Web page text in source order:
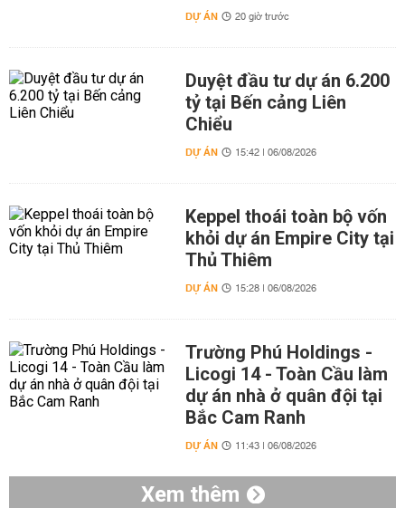
DỰ ÁN 20 giờ trước
Duyệt đầu tư dự án 6.200
tỷ tại Bến cảng Liên
Chiểu
DỰ ÁN 15:42 | 06/08/2026
Keppel thoái toàn bộ vốn
khỏi dự án Empire City tại
Thủ Thiêm
DỰ ÁN 15:28 | 06/08/2026
Trường Phú Holdings -
Licogi 14 - Toàn Cầu làm
dự án nhà ở quân đội tại
Bắc Cam Ranh
DỰ ÁN 11:43 | 06/08/2026
Xem thêm